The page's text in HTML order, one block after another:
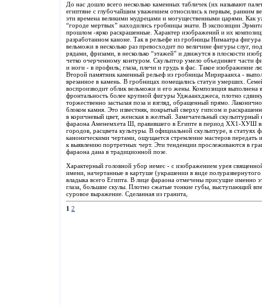
До нас дошло всего несколько каменных табличек (их называют
египтяне с глубочайшим уважением относились к первым, ранним
эти времена великими мудрецами и могущественными царями. Как
“городе мертвых” находились гробницы знати. В экспозиции
прошлом -ярко раскрашенные. Характер изображений и их
разработанном каноне. Так в рельефе из гробницы Нимаатра
вельможи в несколько раз превосходит по величине фигуры слуг,
рядами, фризами, в несколько “этажей” и движутся в плоскости
четко очерченному контуром. Скульптор умело объединяет части
и ноги - в профиль; глаза, плечи и грудь в фас. Такое изображение
Второй памятник каменный рельеф из гробницы Мирираанха -
врезанное в камень. В гробницах помещались статуи умерших.
воспроизводит облик вельможи и его жены. Композиция выполнена
фронтальность более крупной фигуры Уджаанхджеса, плотно
торжественно застылая поза и взгляд, обращенный прямо.
блоком камня. Это известняк, покрытый сверху гипсом и
в коричневый цвет, женская в желтый. Замечательный скульптурный
фараона Аменемхета Ш, правившего в Египте в период ХХ1-ХУШ
городов, расцвета культуры. В официальной скульптуре, в статуях
каноническими чертами, ощущается стремление мастеров передать
к выявлению портретных черт. Эти тенденции прослеживаются в
фараона дана в традиционной позе.
Характерный головной убор немес - с изображением урея
имени, начертанные в картуше (украшении в виде
владыка всего Египта. В лице фараона отмечены присущие именно
глаза, большие скулы. Плотно сжатые тонкие губы, выступающий
суровое выражение. Сделанная из гранита,
1 2